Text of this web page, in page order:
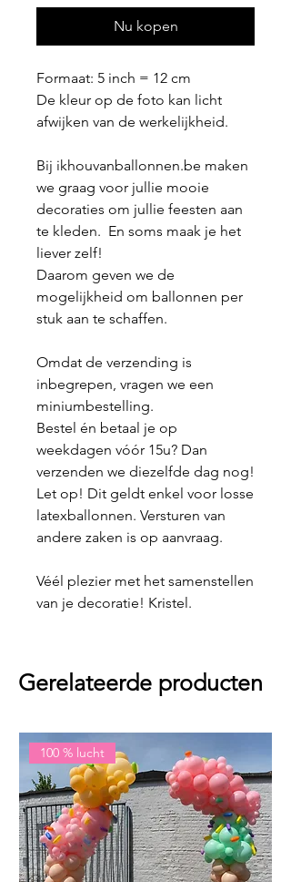
Nu kopen
Formaat: 5 inch = 12 cm
De kleur op de foto kan licht
afwijken van de werkelijkheid.
Bij ikhouvanballonnen.be maken
we graag voor jullie mooie
decoraties om jullie feesten aan
te kleden. En soms maak je het
liever zelf!
Daarom geven we de
mogelijkheid om ballonnen per
stuk aan te schaffen.
Omdat de verzending is
inbegrepen, vragen we een
miniumbestelling.
Bestel én betaal je op
weekdagen vóór 15u? Dan
verzenden we diezelfde dag nog!
Let op! Dit geldt enkel voor losse
latexballonnen. Versturen van
andere zaken is op aanvraag.
Véél plezier met het samenstellen
van je decoratie! Kristel.
Gerelateerde producten
100 % lucht